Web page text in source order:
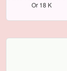
Or 18 K